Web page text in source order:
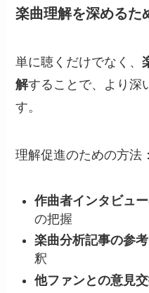
楽曲理解を深めるた
単に聴くだけでなく、
解することで、より深
す。
理解促進のための方法：
作曲者インタビュ
の把握
楽曲分析記事の参考
釈
他ファンとの意見